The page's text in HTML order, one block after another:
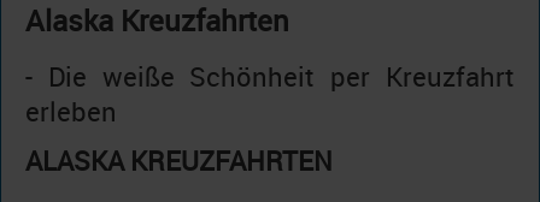
Alaska Kreuzfahrten
- Die weiße Schönheit per Kreuzfahrt
erleben
ALASKA KREUZFAHRTEN